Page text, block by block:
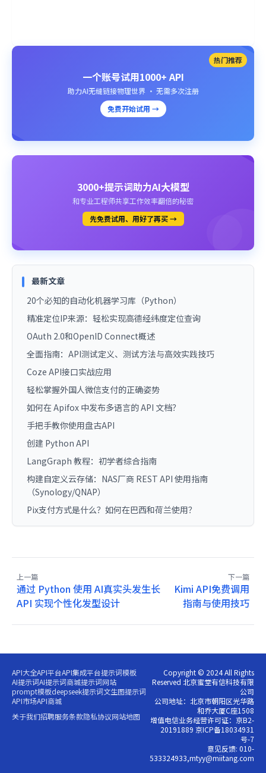
热门推荐
一个账号试用1000+ API
助力AI无缝链接物理世界 · 无需多次注册
免费开始试用 →
3000+提示词助力AI大模型
和专业工程师共享工作效率翻倍的秘密
先免费试用、用好了再买 →
最新文章
20个必知的自动化机器学习库（Python）
精准定位IP来源：轻松实现高德经纬度定位查询
OAuth 2.0和OpenID Connect概述
全面指南：API测试定义、测试方法与高效实践技巧
Coze API接口实战应用
轻松掌握外国人微信支付的正确姿势
如何在 Apifox 中发布多语言的 API 文档？
手把手教你使用盘古API
创建 Python API
LangGraph 教程：初学者综合指南
构建自定义云存储：NAS厂商 REST API 使用指南
（Synology/QNAP）
Pix支付方式是什么？如何在巴西和荷兰使用？
上一篇
通过 Python 使用 AI真实头发生长
API 实现个性化发型设计
下一篇
Kimi API免费调用
指南与使用技巧
API大全API平台API集成平台提示词模板
AI提示词AI提示词商城提示词网站
prompt模板deepseek提示词文生图提示词
API市场API商城
关于我们招聘服务条款隐私协议网站地图
Copyright © 2024 All Rights
Reserved 北京蜜堂有信科技有限
公司
公司地址：北京市朝阳区光华路
和乔大厦C座1508
增值电信业务经营许可证：京B2-
20191889 京ICP备18034931
号-7
意见反馈: 010-
533324933,mtyy@miitang.com